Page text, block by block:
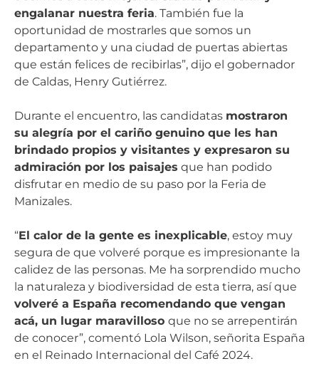
engalanar nuestra feria. También fue la
oportunidad de mostrarles que somos un
departamento y una ciudad de puertas abiertas
que están felices de recibirlas”, dijo el gobernador
de Caldas, Henry Gutiérrez.
Durante el encuentro, las candidatas mostraron
su alegría por el cariño genuino que les han
brindado propios y visitantes y expresaron su
admiración por los paisajes que han podido
disfrutar en medio de su paso por la Feria de
Manizales.
“El calor de la gente es inexplicable, estoy muy
segura de que volveré porque es impresionante la
calidez de las personas. Me ha sorprendido mucho
la naturaleza y biodiversidad de esta tierra, así que
volveré a España recomendando que vengan
acá, un lugar maravilloso que no se arrepentirán
de conocer”, comentó Lola Wilson, señorita España
en el Reinado Internacional del Café 2024.